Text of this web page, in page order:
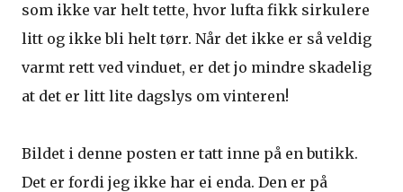
som ikke var helt tette, hvor lufta fikk sirkulere
litt og ikke bli helt tørr. Når det ikke er så veldig
varmt rett ved vinduet, er det jo mindre skadelig
at det er litt lite dagslys om vinteren!
Bildet i denne posten er tatt inne på en butikk.
Det er fordi jeg ikke har ei enda. Den er på